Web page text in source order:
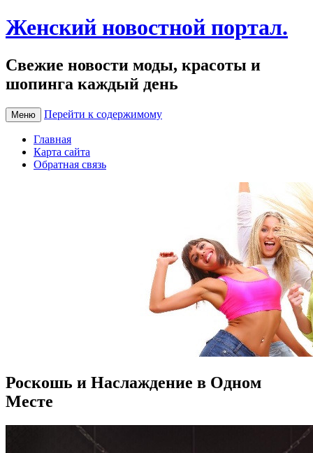
Женский новостной портал.
Свежие новости моды, красоты и
шопинга каждый день
Меню Перейти к содержимому
Главная
Карта сайта
Обратная связь
Роскошь и Наслаждение в Одном
Месте